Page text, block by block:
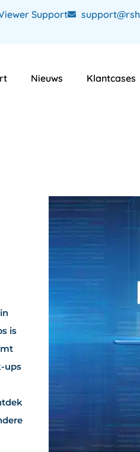
Support
Nieuws Klantcases
is
ups